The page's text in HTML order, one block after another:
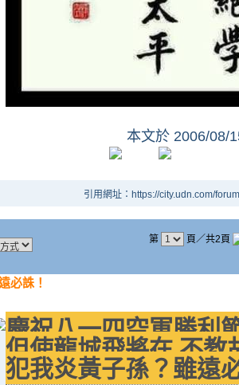
本文於 2006/08/
引用網址：https://city.udn.com/
第 頁／共2頁
必誅！
慶祝八一四空軍勝利
但使龍城飛將在 不教
犯我炎黃子孫？雖遠